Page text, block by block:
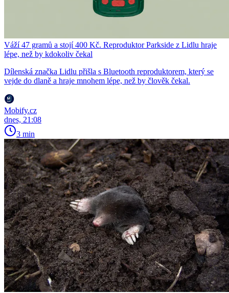
Váží 47 gramů a stojí 400 Kč. Reproduktor Parkside z Lidlu hraje
lépe, než by kdokoliv čekal
Dílenská značka Lidlu přišla s Bluetooth reproduktorem, který se
vejde do dlaně a hraje mnohem lépe, než by člověk čekal.
Mobify.cz
dnes, 21:08
3 min